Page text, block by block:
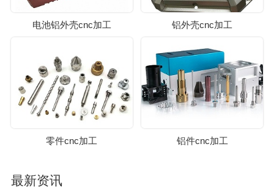
电池铝外壳cnc加工 铝外壳cnc加工
零件cnc加工 铝件cnc加工
最新资讯